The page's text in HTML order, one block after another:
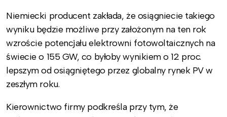
Niemiecki producent zakłada, że osiągniecie takiego
wyniku będzie możliwe przy założonym na ten rok
wzroście potencjału elektrowni fotowoltaicznych na
świecie o 155 GW, co byłoby wynikiem o 12 proc.
lepszym od osiągniętego przez globalny rynek PV w
zeszłym roku.
Kierownictwo firmy podkreśla przy tym, że